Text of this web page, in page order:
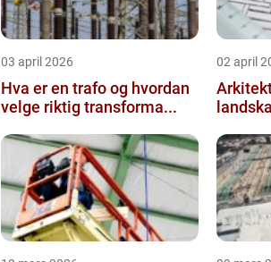
03 april 2026
Hva er en trafo og hvordan
velge riktig transforma...
02 april